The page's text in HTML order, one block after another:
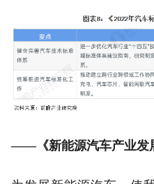
——《新能源汽车产业发